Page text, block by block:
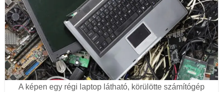
A képen egy régi laptop látható, körülötte számítógép